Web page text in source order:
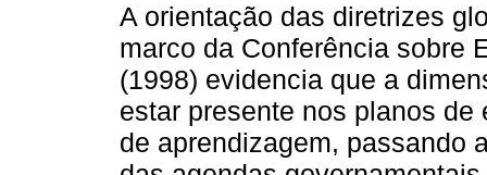
A orientação das diretrizes
marco da Conferência sobre
(1998) evidencia que a
estar presente nos planos
de aprendizagem, passando